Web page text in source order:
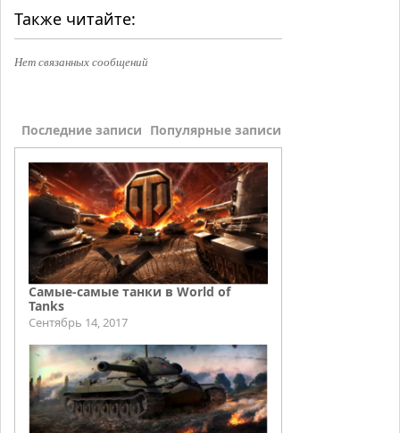
Также читайте:
Нет связанных сообщений
Последние записи Популярные записи
Самые-самые танки в World of
Tanks
Сентябрь 14, 2017